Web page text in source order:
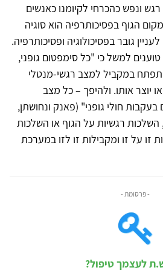
ונפש כהכרחי לקיומנו כאנשים
הגוף בפסיכותרפיה הוא סוגיה
גובר בפסיכולוגיה ופסיכותרפיה.
למשל כי "כל סימפטום גופני,
במקביל למצב רגשי-מנטלי
יוצר אותו. ולהיפך – כל מצב
חולי גופני" (פאנק ונחושתן,
השלכות רגשיות על הגוף או השלכות
זו על זו ומקבילות זו לזו במערכת
- פרסומת -
לעצמך טיפול?